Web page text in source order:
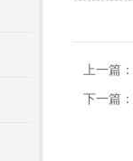
上一篇：
下一篇：